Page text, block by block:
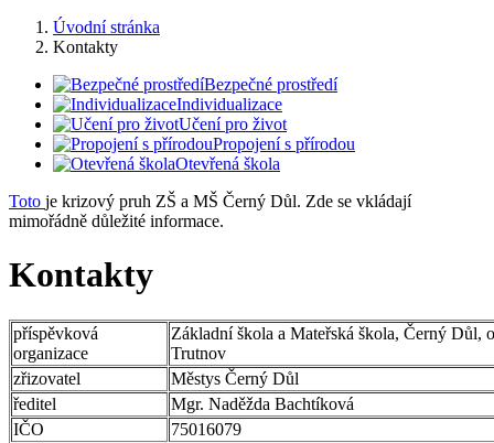
Úvodní stránka
Kontakty
Bezpečné prostředí
Individualizace
Učení pro život
Propojení s přírodou
Otevřená škola
Toto je krizový pruh ZŠ a MŠ Černý Důl. Zde se vkládají
mimořádně důležité informace.
Kontakty
příspěvková
organizace
Základní škola a Mateřská škola, Černý Důl,
Trutnov
zřizovatel
Městys Černý Důl
ředitel
Mgr. Naděžda Bachtíková
IČO
75016079